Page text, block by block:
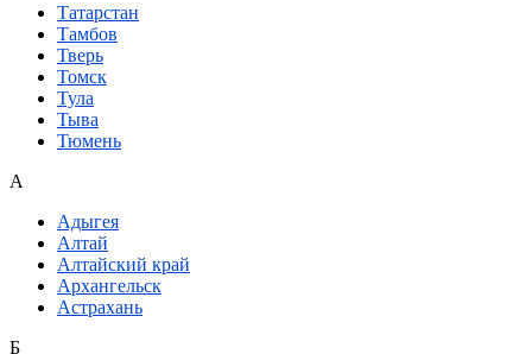
Татарстан
Тамбов
Тверь
Томск
Тула
Тыва
Тюмень
А
Адыгея
Алтай
Алтайский край
Архангельск
Астрахань
Б